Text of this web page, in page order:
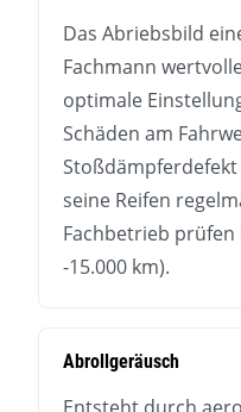
Das Abriebsbild
Fachmann
optimale
Schäden am
seine Reifen
Fachbetrieb prüfen
-15.000 km).
Abrollgeräusch